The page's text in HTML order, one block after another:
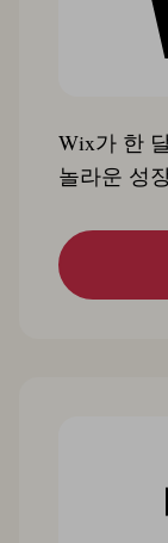
Wix가 한
놀라운 성